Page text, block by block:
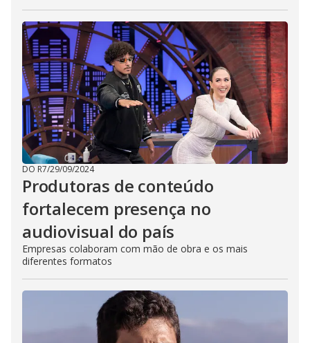
DO R7/29/09/2024
Produtoras de conteúdo
fortalecem presença no
audiovisual do país
Empresas colaboram com mão de obra e os mais
diferentes formatos